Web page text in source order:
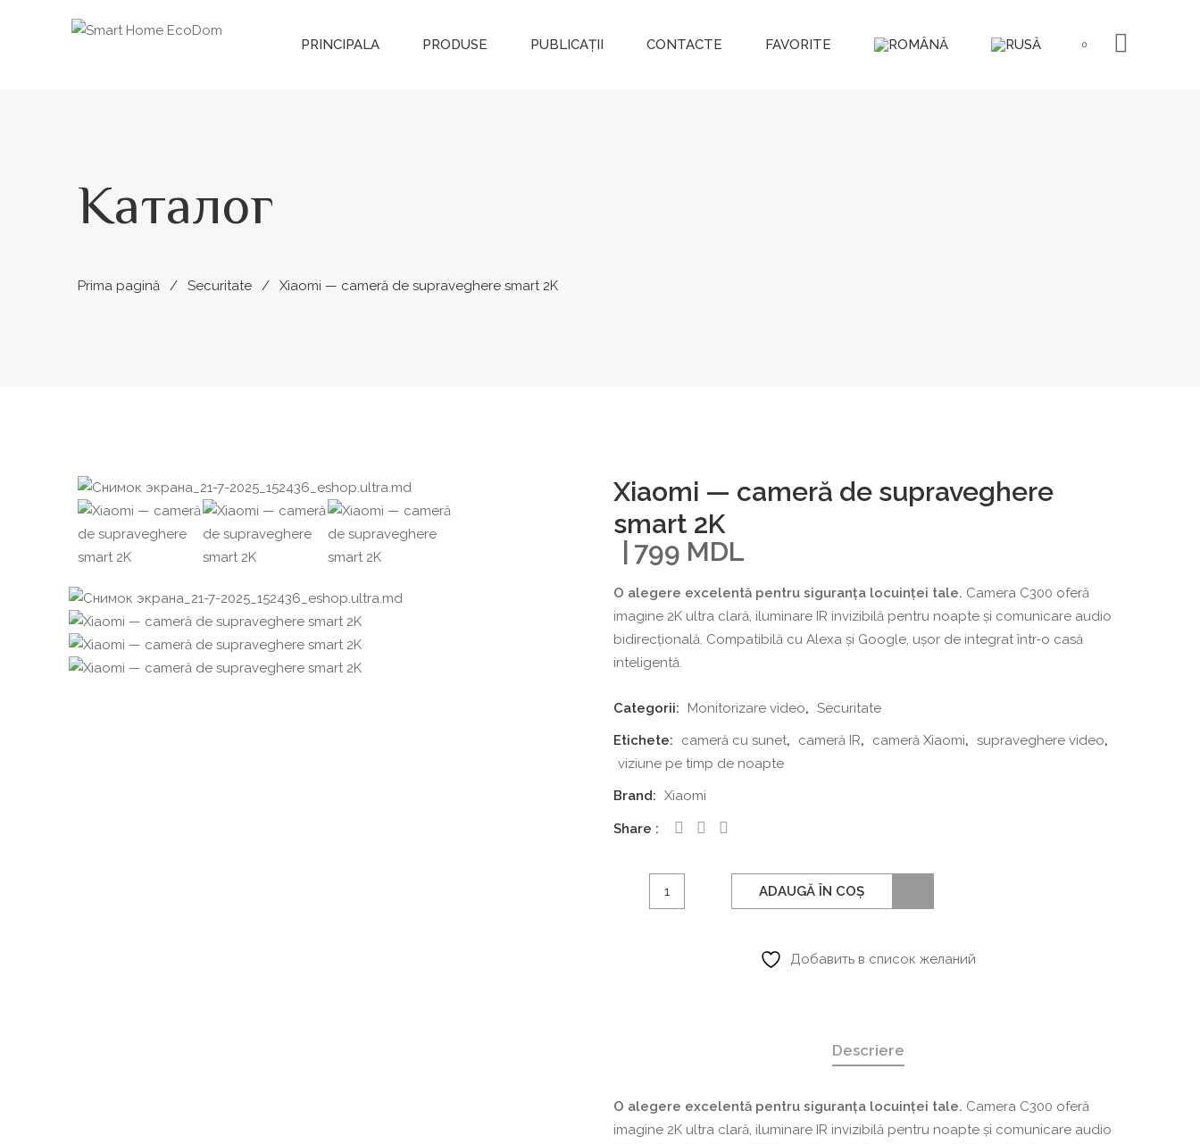
PRINCIPALA PRODUSE PUBLICAȚII CONTACTE FAVORITE 0
Каталог
Prima pagină Securitate Xiaomi — cameră de supraveghere smart 2K
Xiaomi — cameră de supraveghere
smart 2K
799 MDL
O alegere excelentă pentru siguranța locuinței tale. Camera C300 oferă
imagine 2K ultra clară, iluminare IR invizibilă pentru noapte și comunicare audio
bidirecțională. Compatibilă cu Alexa și Google, ușor de integrat într-o casă
inteligentă.
Categorii: Monitorizare video, Securitate
Etichete:
cameră cu sunet, cameră IR, cameră Xiaomi, supraveghere video,
viziune pe timp de noapte
Brand: Xiaomi
Share
Cantitate
Xiaomi
ADAUGĂ ÎN COȘ
Добавить в список желаний
Descriere
O alegere excelentă pentru siguranța locuinței tale. Camera C300 oferă
imagine 2K ultra clară, iluminare IR invizibilă pentru noapte și comunicare audio